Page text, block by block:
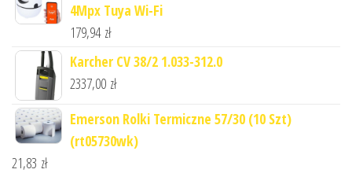
4Mpx Tuya Wi-Fi
179,94 zł
Karcher CV 38/2 1.033-312.0
2337,00 zł
Emerson Rolki Termiczne 57/30 (10 Szt)
(rt05730wk)
21,83 zł